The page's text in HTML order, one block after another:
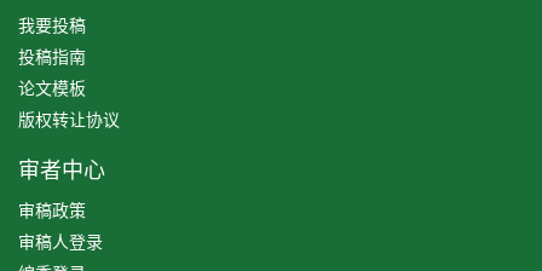
我要投稿
投稿指南
论文模板
版权转让协议
审者中心
审稿政策
审稿人登录